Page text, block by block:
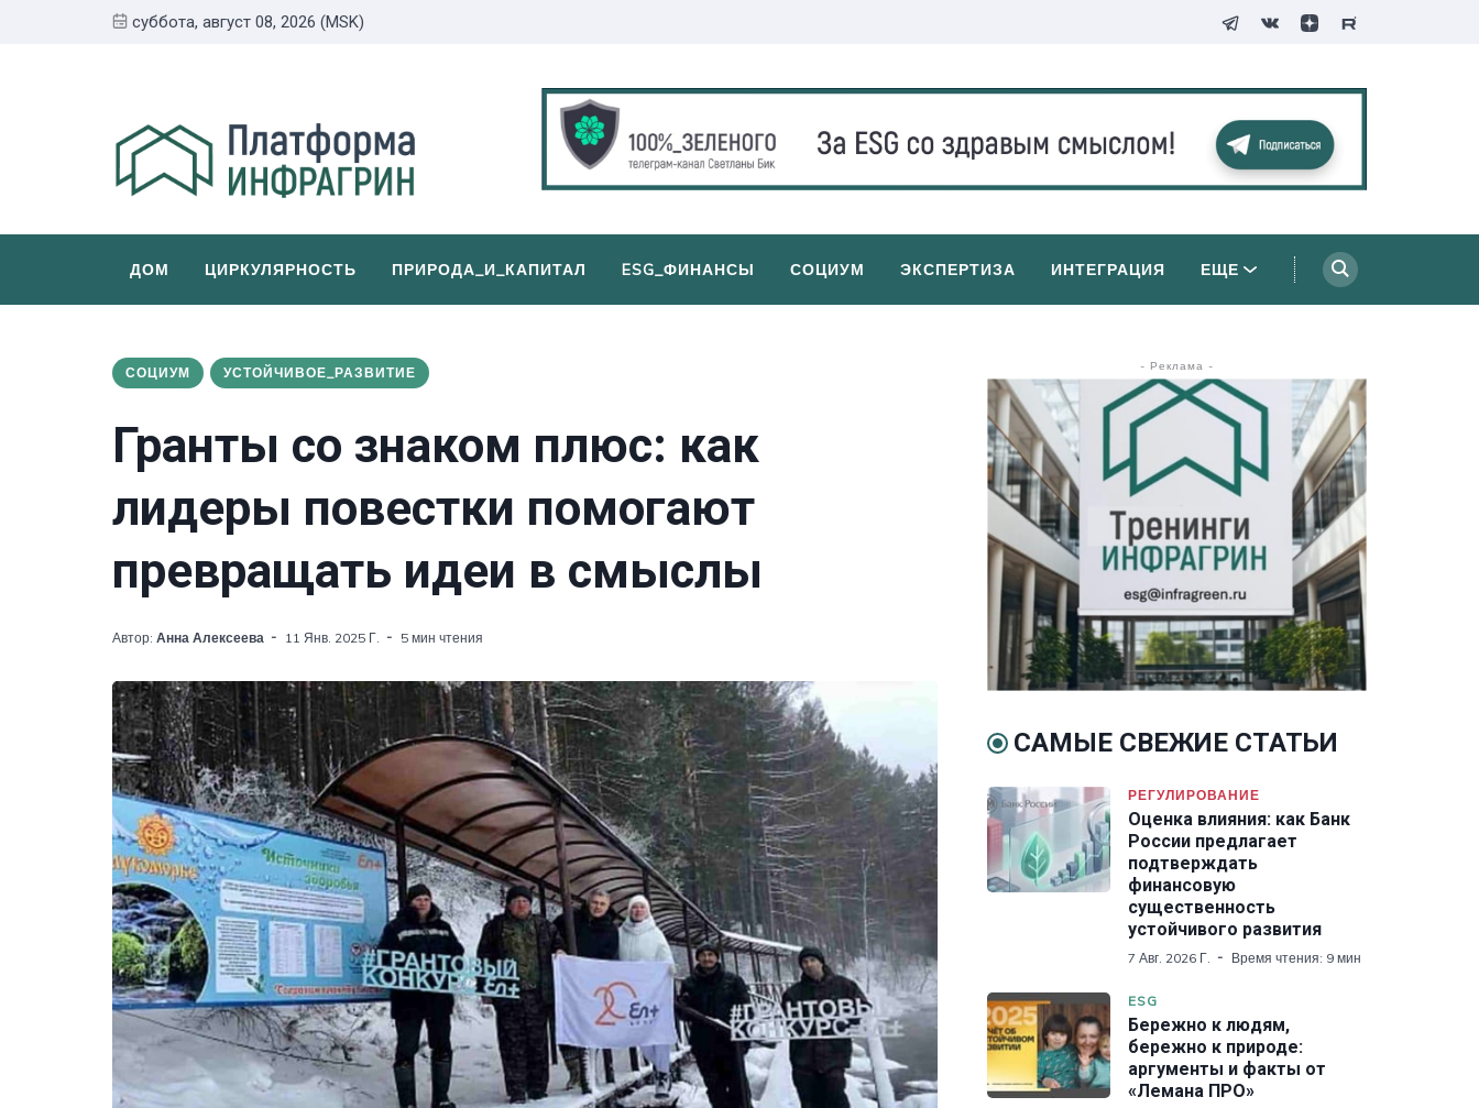
суббота, август 08, 2026 (MSK)
ДОМ ЦИРКУЛЯРНОСТЬ ПРИРОДА_И_КАПИТАЛ ESG_ФИНАНСЫ СОЦИУМ ЭКСПЕРТИЗА ИНТЕГРАЦИЯ ЕЩЕ
СОЦИУМ УСТОЙЧИВОЕ_РАЗВИТИЕ
Гранты со знаком плюс: как
лидеры повестки помогают
превращать идеи в смыслы
Автор: Анна Алексеева 11 Янв. 2025 Г. 5 мин чтения
- Реклама -
САМЫЕ СВЕЖИЕ СТАТЬИ
РЕГУЛИРОВАНИЕ
Оценка влияния: как Банк
России предлагает
подтверждать
финансовую
существенность
устойчивого развития
7 Авг. 2026 Г. Время чтения: 9 мин
ESG
Бережно к людям,
бережно к природе:
аргументы и факты от
«Лемана ПРО»